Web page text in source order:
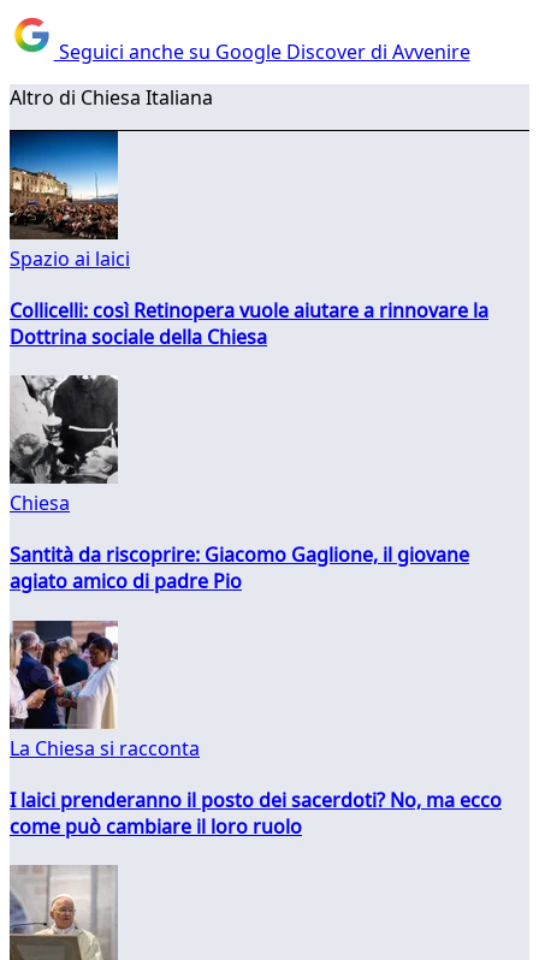
Seguici anche su Google Discover di Avvenire
Altro di Chiesa Italiana
Spazio ai laici
Collicelli: così Retinopera vuole aiutare a rinnovare la
Dottrina sociale della Chiesa
Chiesa
Santità da riscoprire: Giacomo Gaglione, il giovane
agiato amico di padre Pio
La Chiesa si racconta
I laici prenderanno il posto dei sacerdoti? No, ma ecco
come può cambiare il loro ruolo